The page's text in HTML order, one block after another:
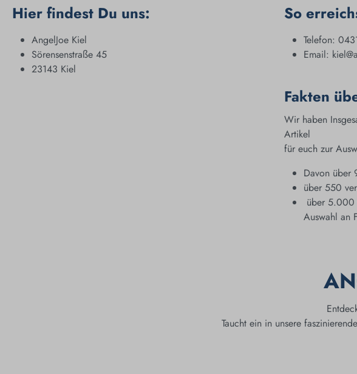
Hier findest Du uns:
AngelJoe Kiel
Sörensenstraße 45
23143 Kiel
So
Telefon:
Email:
Fakten
Wir haben
Artikel
für euch zur
Davon über
über 550
über 5.000
Auswahl an
Taucht ein in unsere